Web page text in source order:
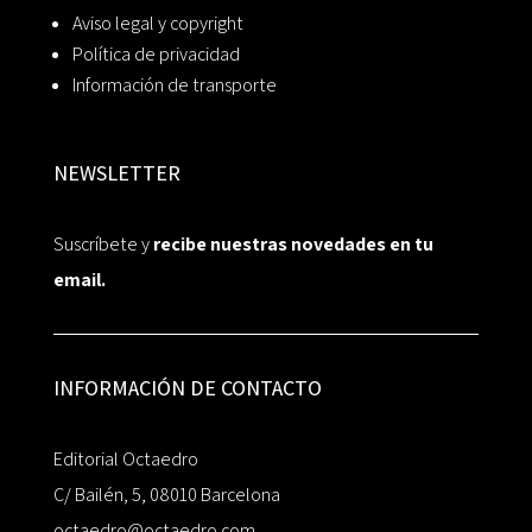
Aviso legal y copyright
Política de privacidad
Información de transporte
NEWSLETTER
Suscríbete yrecibe nuestras novedades en tu
email.
INFORMACIÓN DE CONTACTO
Editorial Octaedro
C/ Bailén, 5, 08010 Barcelona